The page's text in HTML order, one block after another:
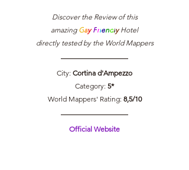
Discover the Review of this
amazing Gay Friendly Hotel
directly tested by the World Mappers
City: Cortina d'Ampezzo
Category: 5*
World Mappers' Rating: 8,5/10
Official Website